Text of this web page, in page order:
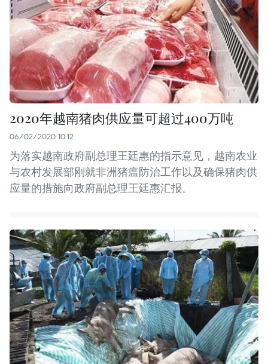
2020年越南猪肉供应量可超过400万吨
06/02/2020 10:12
为落实越南政府副总理王廷惠的指示意见，越南农业
与农村发展部刚就非洲猪瘟防治工作以及确保猪肉供
应量的措施向政府副总理王廷惠汇报。